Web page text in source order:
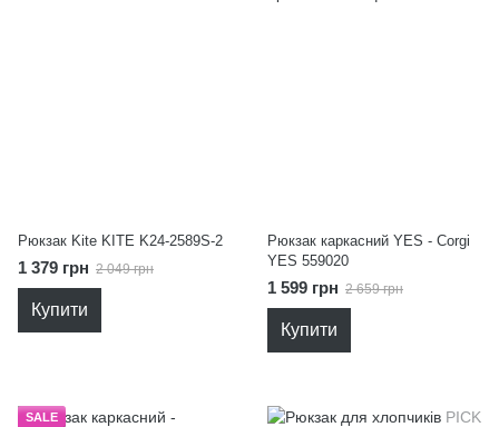
Рюкзак Kite KITE K24-2589S-2
1 379 грн 2 049 грн
Купити
Рюкзак каркасний YES - Corgi
YES 559020
1 599 грн 2 659 грн
Купити
SALE